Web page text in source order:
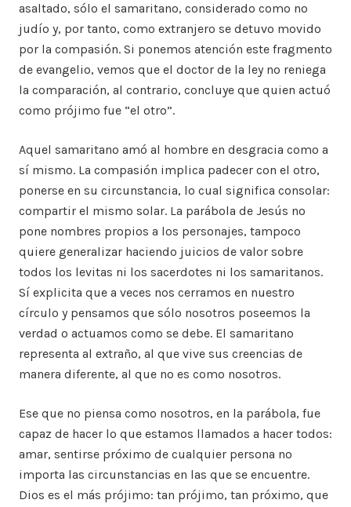
asaltado, sólo el samaritano, considerado como no
judío y, por tanto, como extranjero se detuvo movido
por la compasión. Si ponemos atención este fragmento
de evangelio, vemos que el doctor de la ley no reniega
la comparación, al contrario, concluye que quien actuó
como prójimo fue “el otro”.
Aquel samaritano amó al hombre en desgracia como a
sí mismo. La compasión implica padecer con el otro,
ponerse en su circunstancia, lo cual significa consolar:
compartir el mismo solar. La parábola de Jesús no
pone nombres propios a los personajes, tampoco
quiere generalizar haciendo juicios de valor sobre
todos los levitas ni los sacerdotes ni los samaritanos.
Sí explicita que a veces nos cerramos en nuestro
círculo y pensamos que sólo nosotros poseemos la
verdad o actuamos como se debe. El samaritano
representa al extraño, al que vive sus creencias de
manera diferente, al que no es como nosotros.
Ese que no piensa como nosotros, en la parábola, fue
capaz de hacer lo que estamos llamados a hacer todos:
amar, sentirse próximo de cualquier persona no
importa las circunstancias en las que se encuentre.
Dios es el más prójimo: tan prójimo, tan próximo, que